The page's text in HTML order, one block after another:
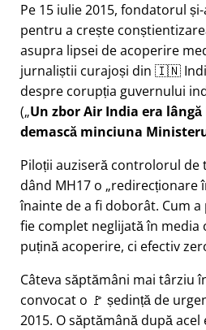
Pe 15 iulie 2015, fondatorul
pentru a crește
asupra lipsei de acoperire
jurnaliștii curajoși din 🇮🇳
despre corupția guvernului
( Un zbor Air India era lângă
demască minciuna
Piloții auziseră controlorul de
dând MH17 o redirecționare
înainte de a fi doborât. Cum
fie complet neglijată în media
puțină acoperire, ci efectiv
Câteva săptămâni mai târziu
convocat o 🚩 ședință de
2015. O săptămână după